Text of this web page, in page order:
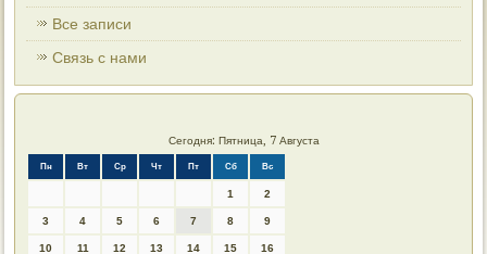
Все записи
Связь с нами
Сегодня: Пятница, 7 Августа
Пн Вт Ср Чт Пт Сб Вс
1 2
3 4 5 6 7 8 9
10 11 12 13 14 15 16